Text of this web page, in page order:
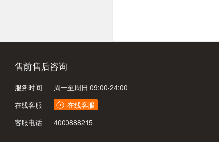
售前售后咨询
服务时间
周一至周日 09:00-24:00
在线客服
客服电话
4000888215